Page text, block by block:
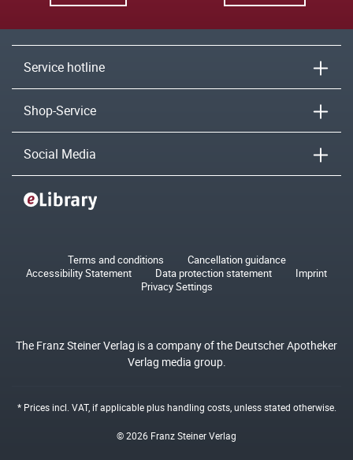
Service hotline
Shop-Service
Social Media
Terms and conditions
Cancellation guidance
Accessibility Statement
Data protection statement
Imprint
Privacy Settings
The Franz Steiner Verlag is a company of the Deutscher Apotheker
Verlag media group.
* Prices incl. VAT, if applicable plushandling costs, unless stated otherwise.
© 2026 Franz Steiner Verlag